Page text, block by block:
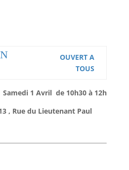
OUVERT A
TOUS
Samedi 1 Avril de 10h30 à 12h
, Rue du Lieutenant Paul